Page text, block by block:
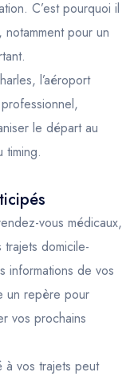
C’est pourquoi il
pour un
l’aéroport
le départ au
timing.
vous médicaux,
domicile-
informations de vos
un repère pour
vos prochains
à vos trajets peut